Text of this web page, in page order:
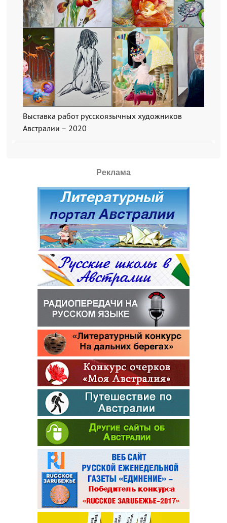
Выставка работ русскоязычных художников
Австралии – 2020
Реклама